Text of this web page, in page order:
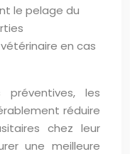
le pelage du
en cas
les
réduire
chez leur
une meilleure